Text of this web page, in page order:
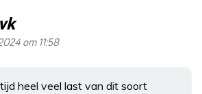
om 11:58
heel veel last van dit soort